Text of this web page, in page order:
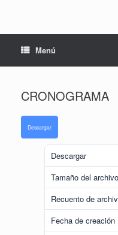
Menú
CRONOGRAMA
Descargar
Descargar
Tamaño del archivo
Recuento de
Fecha de creación